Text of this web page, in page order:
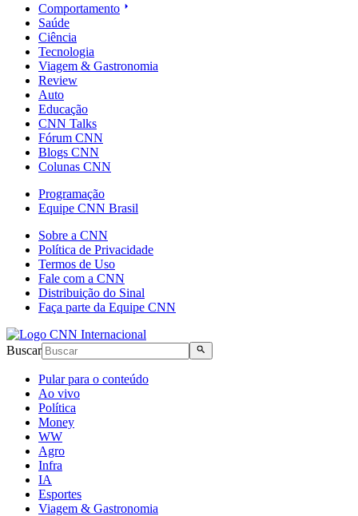
Comportamento
Saúde
Ciência
Tecnologia
Viagem & Gastronomia
Review
Auto
Educação
CNN Talks
Fórum CNN
Blogs CNN
Colunas CNN
Programação
Equipe CNN Brasil
Sobre a CNN
Política de Privacidade
Termos de Uso
Fale com a CNN
Distribuição do Sinal
Faça parte da Equipe CNN
Buscar
Pular para o conteúdo
Ao vivo
Política
Money
WW
Agro
Infra
IA
Esportes
Viagem & Gastronomia